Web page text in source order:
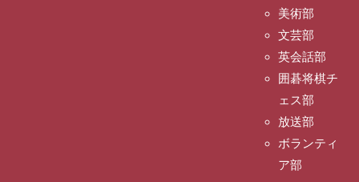
美術部
文芸部
英会話部
囲碁将棋チ
ェス部
放送部
ボランティ
ア部